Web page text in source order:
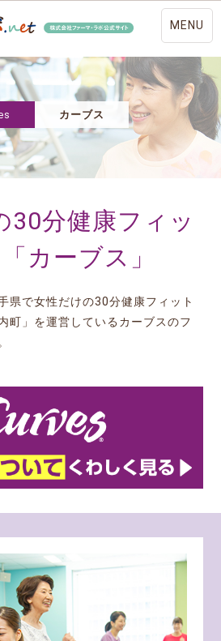
MENU
カーブス
30分健康フィッ
カーブス」
県で女性だけの30分健康フィット
町」を運営しているカーブスのフ